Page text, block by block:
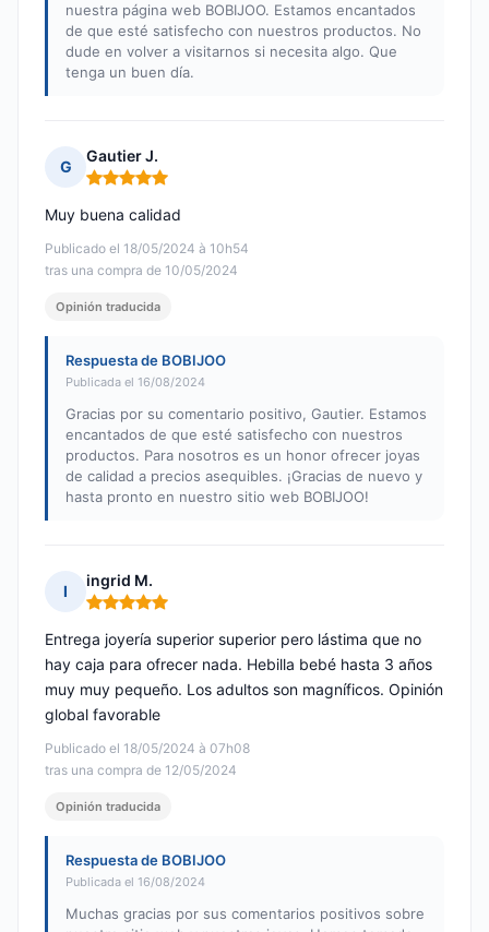
nuestra página web BOBIJOO. Estamos encantados
de que esté satisfecho con nuestros productos. No
dude en volver a visitarnos si necesita algo. Que
tenga un buen día.
G
Gautier J.
Nota: 5 de 5
Publicado el 18/05/2024 à 10h54
tras una compra de 10/05/2024
Muy buena calidad
Opinión traducida
Respuesta de BOBIJOO
Publicada el 16/08/2024
Gracias por su comentario positivo, Gautier. Estamos
encantados de que esté satisfecho con nuestros
productos. Para nosotros es un honor ofrecer joyas
de calidad a precios asequibles. ¡Gracias de nuevo y
hasta pronto en nuestro sitio web BOBIJOO!
I
ingrid M.
Nota: 5 de 5
Publicado el 18/05/2024 à 07h08
tras una compra de 12/05/2024
Entrega joyería superior superior pero lástima que no
hay caja para ofrecer nada. Hebilla bebé hasta 3 años
muy muy pequeño. Los adultos son magníficos. Opinión
global favorable
Opinión traducida
Respuesta de BOBIJOO
Publicada el 16/08/2024
Muchas gracias por sus comentarios positivos sobre